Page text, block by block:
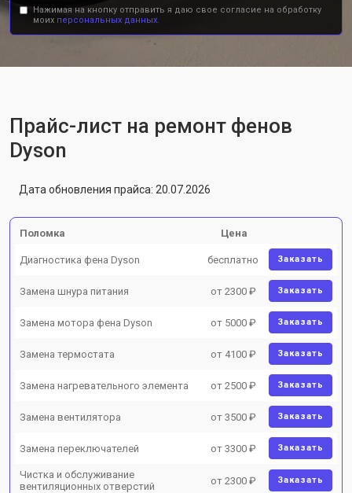
Нажимая на кнопку отправить я даю свое согласие на обработку
моих персональных данных.
Прайс-лист на ремонт фенов
Dyson
Дата обновления прайса: 20.07.2026
Поломка Цена
Диагностика фена Dyson бесплатно Заказать
Замена шнура питания от 2300 ₽ Заказать
Замена мотора фена Dyson от 5000 ₽ Заказать
Замена термостата от 4100 ₽ Заказать
Замена нагревательного элемента от 2500 ₽ Заказать
Замена вентилятора от 3500 ₽ Заказать
Замена переключателей от 3300 ₽ Заказать
Чистка и обслуживание
вентиляционных отверстий
от 2300 ₽ Заказать